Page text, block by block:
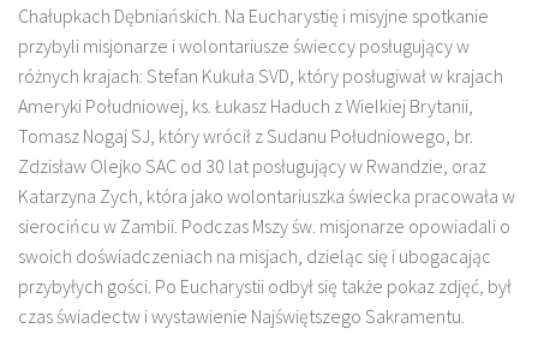
Chałupkach Dębniańskich. Na Eucharystię i misyjne spotkanie
przybyli misjonarze i wolontariusze świeccy posługujący w
różnych krajach: Stefan Kukuła SVD, który posługiwał w krajach
Ameryki Południowej, ks. Łukasz Haduch z Wielkiej Brytanii,
Tomasz Nogaj SJ, który wrócił z Sudanu Południowego, br.
Zdzisław Olejko SAC od 30 lat posługujący w Rwandzie, oraz
Katarzyna Zych, która jako wolontariuszka świecka pracowała w
sierocińcu w Zambii. Podczas Mszy św. misjonarze opowiadali o
swoich doświadczeniach na misjach, dzieląc się i ubogacając
przybyłych gości. Po Eucharystii odbył się także pokaz zdjęć, był
czas świadectw i wystawienie Najświętszego Sakramentu.